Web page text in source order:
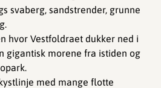
svaberg, sandstrender, grunne
hvor Vestfoldraet dukker ned i
gigantisk morene fra istiden og
med mange flotte